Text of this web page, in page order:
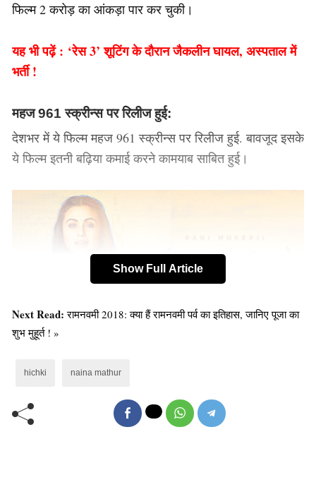
फिल्म 2 करोड़ का आंकड़ा पार कर चुकी।
यह भी पढ़ें : ‘रेस 3’ शूटिंग के दौरान जैकलीन घायल, अस्पताल में
भर्ती !
महज 961 स्क्रीन्स पर रिलीज हुई:
देशभर में ये फिल्म महज 961 स्क्रीन्स पर रिलीज हुई. बावजूद इसके
ये फिल्म इतनी बढ़िया कमाई करने कामयाब साबित हुई।
हिचकी” फिल्म में रानी ने एक संघर्षरत महिला का किरदार निभाया जो
Show Full Article
Next Read:रामनवमी 2018: क्या हैं रामनवमी पर्व का इतिहास, जानिए पूजा का
शुभ मुहूर्त ! »
hichki naina mathur